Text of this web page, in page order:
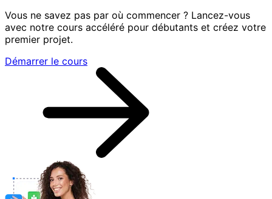
Vous ne savez pas par où commencer ? Lancez-vous
avec notre cours accéléré pour débutants et créez votre
premier projet.
Démarrer le cours